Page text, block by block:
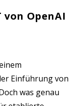
OpenAI
Einführung von
was genau